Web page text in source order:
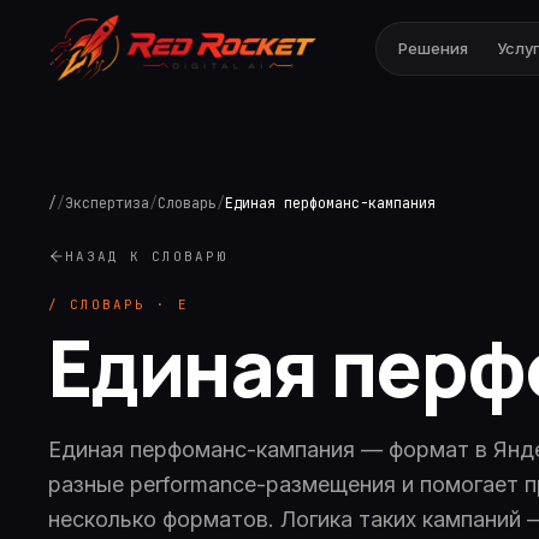
Решения
//Экспертиза/Словарь/Единая перфоманс-кампания
НАЗАД К СЛОВАРЮ
/ СЛОВАРЬ · Е
Единая
Единая перфоманс-кампания — формат в
разные performance-размещения и помогает
несколько форматов. Логика таких